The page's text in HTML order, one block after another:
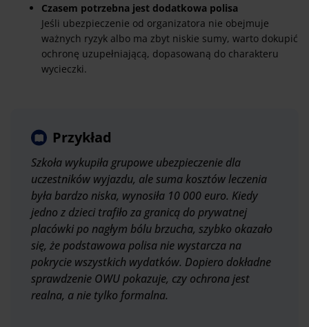
Czasem potrzebna jest dodatkowa polisa
Jeśli ubezpieczenie od organizatora nie obejmuje
ważnych ryzyk albo ma zbyt niskie sumy, warto dokupić
ochronę uzupełniającą, dopasowaną do charakteru
wycieczki.
Przykład
Szkoła wykupiła grupowe ubezpieczenie dla
uczestników wyjazdu, ale suma kosztów leczenia
była bardzo niska, wynosiła 10 000 euro. Kiedy
jedno z dzieci trafiło za granicą do prywatnej
placówki po nagłym bólu brzucha, szybko okazało
się, że podstawowa polisa nie wystarcza na
pokrycie wszystkich wydatków. Dopiero dokładne
sprawdzenie OWU pokazuje, czy ochrona jest
realna, a nie tylko formalna.